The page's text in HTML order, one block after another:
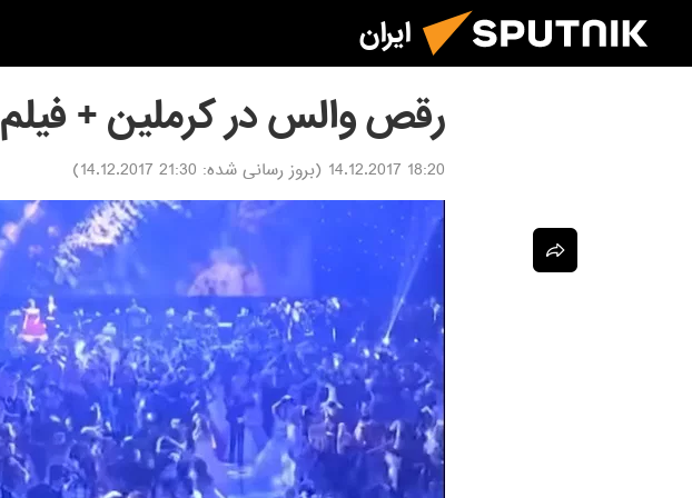
ایران
رقص والس در کرملین + فیلم
18:20 14.12.2017 (بروز رسانی شده: 21:30 14.12.2017
)